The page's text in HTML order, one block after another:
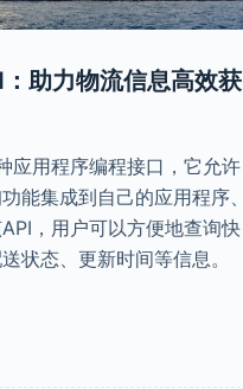
助力物流信息高效获
应用程序编程接口，它允许
能集成到自己的应用程序、
，用户可以方便地查询快
状态、更新时间等信息。